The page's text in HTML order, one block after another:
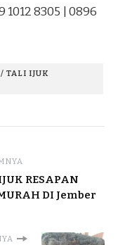
1012 8305 | 0896
/ TALI IJUK
RESAPAN
DI Jember